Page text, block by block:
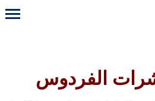
الفردوس